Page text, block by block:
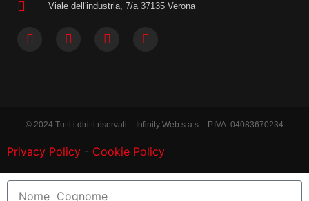
Viale dell'industria, 7/a 37135 Verona
© 2024 Tutti i diritti riservati. - Infinity Web s.a.s. - P.IVA: 04083670234
Privacy Policy - Cookie Policy